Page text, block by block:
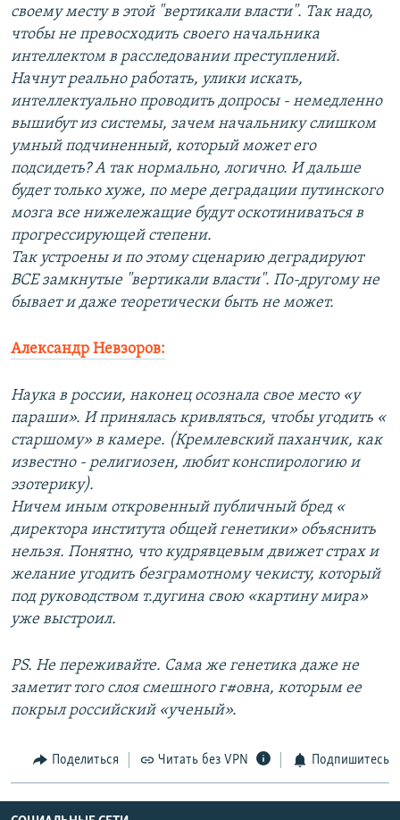
своему месту в этой "вертикали власти". Так надо,
чтобы не превосходить своего начальника
интеллектом в расследовании преступлений.
Начнут реально работать, улики искать,
интеллектуально проводить допросы - немедленно
вышибут из системы, зачем начальнику слишком
умный подчиненный, который может его
подсидеть? А так нормально, логично. И дальше
будет только хуже, по мере деградации путинского
мозга все нижележащие будут оскотиниваться в
прогрессирующей степени.
Так устроены и по этому сценарию деградируют
ВСЕ замкнутые "вертикали власти". По-другому не
бывает и даже теоретически быть не может.
Александр Невзоров:
Наука в россии, наконец осознала свое место «у
параши». И принялась кривляться, чтобы угодить «
старшому» в камере. (Кремлевский паханчик, как
известно - религиозен, любит конспирологию и
эзотерику).
Ничем иным откровенный публичный бред «
директора института общей генетики» объяснить
нельзя. Понятно, что кудрявцевым движет страх и
желание угодить безграмотному чекисту, который
под руководством т.дугина свою «картину мира»
уже выстроил.
PS. Не переживайте. Сама же генетика даже не
заметит того слоя смешного г#овна, которым ее
покрыл российский «ученый».
Поделиться Читать без VPN Подпишитесь